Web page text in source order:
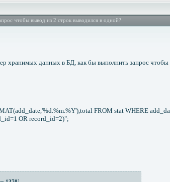
чтобы вывод из 2 строк выводился в одной?
хранимых данных в БД, как бы выполнить запрос чтобы
FROM stat WHERE
OR record_id=2)";